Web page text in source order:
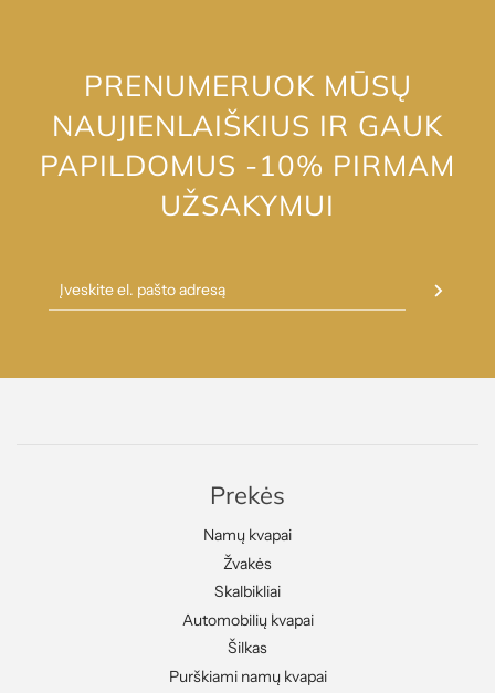
PRENUMERUOK MŪSŲ
NAUJIENLAIŠKIUS IR GAUK
PAPILDOMUS -10% PIRMAM
UŽSAKYMUI
Prekės
Namų kvapai
Žvakės
Skalbikliai
Automobilių kvapai
Šilkas
Purškiami namų kvapai